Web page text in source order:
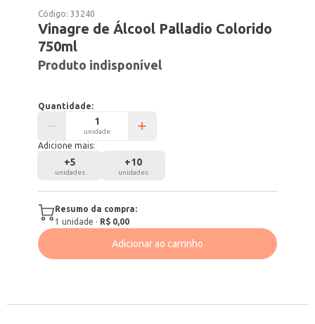
Código:33240
Vinagre de Álcool Palladio Colorido
750ml
Produto indisponível
Quantidade:
unidade
Adicione mais:
+5
unidades
+10
unidades
Resumo da compra:
1 unidade · R$ 0,00
Adicionar ao carrinho